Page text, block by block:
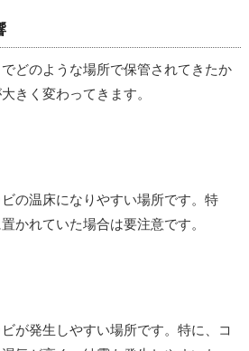
どのような場所で保管されてきたか
きく変わってきます。
の温床になりやすい場所です。特
かれていた場合は要注意です。
が発生しやすい場所です。特に、コ